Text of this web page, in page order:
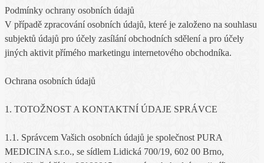
Podmínky ochrany osobních údajů
V případě zpracování osobních údajů, které je založeno na souhlasu
subjektů údajů pro účely zasílání obchodních sdělení a pro účely
jiných aktivit přímého marketingu internetového obchodníka.
Ochrana osobních údajů
1. TOTOŽNOST A KONTAKTNÍ ÚDAJE SPRÁVCE
1.1. Správcem Vašich osobních údajů je společnost PURA
MEDICINA s.r.o., se sídlem Lidická 700/19, 602 00 Brno,